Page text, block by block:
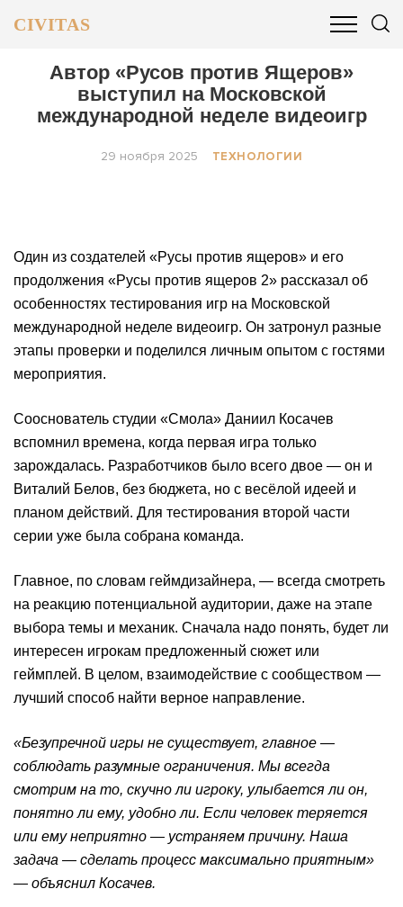
CIVITAS
ОБЩЕСТВО БИЗНЕС И ФИНАНСЫ
Автор «Русов против Ящеров»
выступил на Московской
международной неделе видеоигр
29 ноября 2025 ТЕХНОЛОГИИ
Один из создателей «Русы против ящеров» и его
продолжения «Русы против ящеров 2» рассказал об
особенностях тестирования игр на Московской
международной неделе видеоигр. Он затронул разные
этапы проверки и поделился личным опытом с гостями
мероприятия.
Сооснователь студии «Смола» Даниил Косачев
вспомнил времена, когда первая игра только
зарождалась. Разработчиков было всего двое — он и
Виталий Белов, без бюджета, но с весёлой идеей и
планом действий. Для тестирования второй части
серии уже была собрана команда.
Главное, по словам геймдизайнера, — всегда смотреть
на реакцию потенциальной аудитории, даже на этапе
выбора темы и механик. Сначала надо понять, будет ли
интересен игрокам предложенный сюжет или
геймплей. В целом, взаимодействие с сообществом —
лучший способ найти верное направление.
«Безупречной игры не существует, главное —
соблюдать разумные ограничения. Мы всегда
смотрим на то, скучно ли игроку, улыбается ли он,
понятно ли ему, удобно ли. Если человек теряется
или ему неприятно — устраняем причину. Наша
задача — сделать процесс максимально приятным»
— объяснил Косачев.